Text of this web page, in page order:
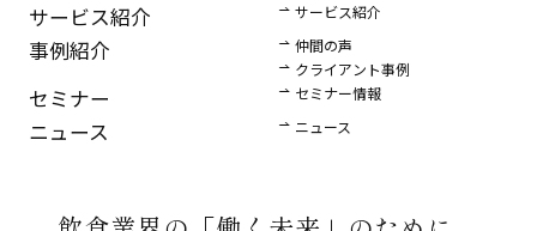
サービス紹介 サービス紹介
事例紹介
仲間の声
クライアント事例
セミナー セミナー情報
ニュース ニュース